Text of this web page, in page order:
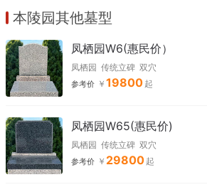
本陵园其他墓型
凤栖园W6(惠民价）
凤栖园 传统立碑 双穴
参考价 19800
凤栖园W65(惠民价)
凤栖园 传统立碑 双穴
参考价 29800